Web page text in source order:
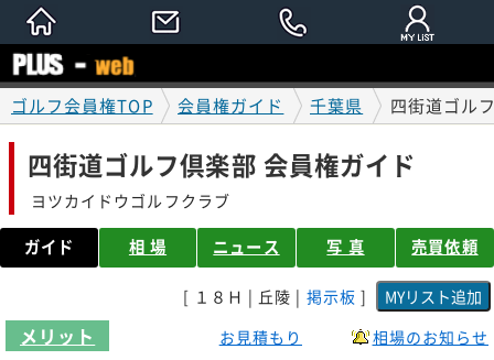
ゴルフ会員権TOP 会員権ガイド 千葉県 四街道ゴル
四街道ゴルフ倶楽部 会員権ガイド
ヨツカイドウゴルフクラブ
ガイド 相 場 ニュース 写 真 売買依頼
[ １８Ｈ | 丘陵 | 掲示板 ]
メリット お見積もり 相場のお知らせ